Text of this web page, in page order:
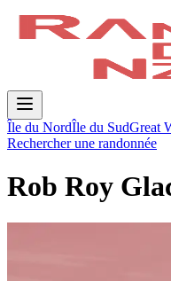
Île du NordÎle du SudGreat
Rechercher une randonnée
Rob Roy